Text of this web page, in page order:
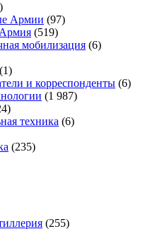
Армии (97)
(519)
мобилизация (6)
(1)
и корреспонденты (6)
(1 987)
техника (6)
(235)
(255)